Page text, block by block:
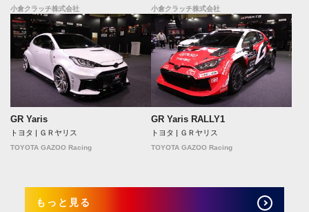
小倉クラッチ株式会社 小倉クラッチ株式会社
GR Yaris
トヨタ | ＧＲヤリス
TOYOTA GAZOO Racing
GR Yaris RALLY1
トヨタ | ＧＲヤリス
TOYOTA GAZOO Racing
もっと見る